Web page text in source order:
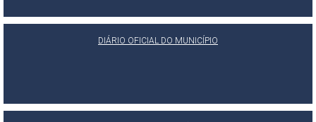
DIÁRIO OFICIAL DO MUNICÍPIO